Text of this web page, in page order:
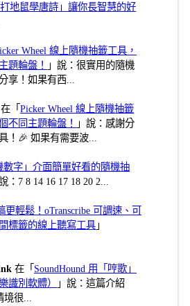
打地鼠學唐詩」讓你長智慧的好
Wheel 線上隨機抽籤工具，
題輪盤！
」說：很實用的隨機
享！如果有西...
在「Picker Wheel 線上隨機抽籤
不同主題輪盤！
」說：感謝分
！🎉 如果有需要波...
數字」介面簡單好看的隨機抽
：7 8 14 16 17 18 20 2...
更輕鬆！oTranscribe 可調速、可
標籤的線上聽寫工具 」
在「 SoundHound 用「哼歌」
識別軟體）
」說：這篇介紹
很...